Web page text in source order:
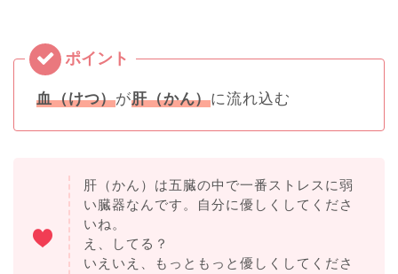
血（けつ）が肝（かん）に流れ込む
肝（かん）は五臓の中で一番ストレスに弱
い臓器なんです。自分に優しくしてくださ
いね。
え、してる？
いえいえ、もっともっと優しくしてくださ